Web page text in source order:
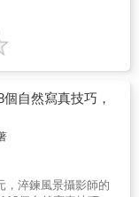
得如此迷幻而美
格，陽光忽然從稍
枝神奇的畫筆，勾
唐古拉山脈長長的
靠近湖邊未化的冰
焦點合成的方式，
的冷暖結合照片。 ‧
厚的雲層卻漸漸有
奇蹟。一眨眼的工
動的情緒？本書特
量攝影師在拍照時
片更附有詳細的拍
背後的故事一一被
自然寫真技巧，
，淬鍊風景攝影師的